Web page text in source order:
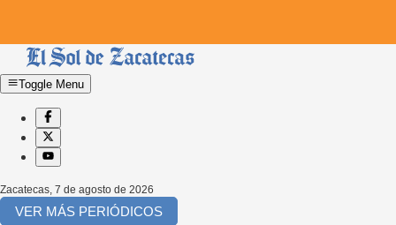
Toggle Menu
Zacatecas, 7 de agosto de 2026
VER MÁS PERIÓDICOS